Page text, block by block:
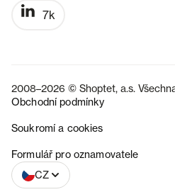
7k
2008–2026 © Shoptet, a.s.
Obchodní podmínky
Soukromí a cookies
Formulář pro oznamovatele
CZ